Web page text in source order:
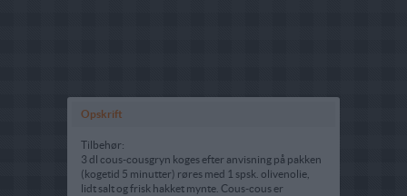
Opskrift
Tilbehør:
3 dl cous-cousgryn koges efter anvisning på pakken
(kogetid 5 minutter) røres med 1 spsk. olivenolie,
lidt salt og frisk hakket mynte. Cous-cous er